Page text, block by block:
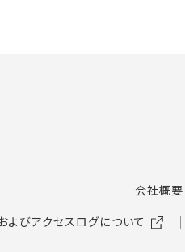
会社概要
よびアクセスログについて